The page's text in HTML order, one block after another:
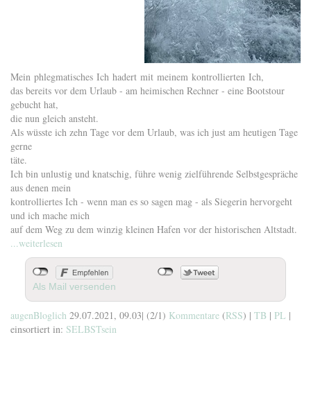
Mein phlegmatisches Ich hadert mit meinem kontrollierten Ich,
das bereits vor dem Urlaub - am heimischen Rechner - eine Bootstour
gebucht hat,
die nun gleich ansteht.
Als wüsste ich zehn Tage vor dem Urlaub, was ich just am heutigen Tage
gerne
täte.
Ich bin unlustig und knatschig, führe wenig zielführende Selbstgespräche
aus denen mein
kontrolliertes Ich - wenn man es so sagen mag - als Siegerin hervorgeht
und ich mache mich
auf dem Weg zu dem winzig kleinen Hafen vor der historischen Altstadt.
...weiterlesen
Als Mail versenden
augenBloglich 29.07.2021, 09.03| (2/1) Kommentare (RSS) | TB | PL |
einsortiert in: SELBSTsein